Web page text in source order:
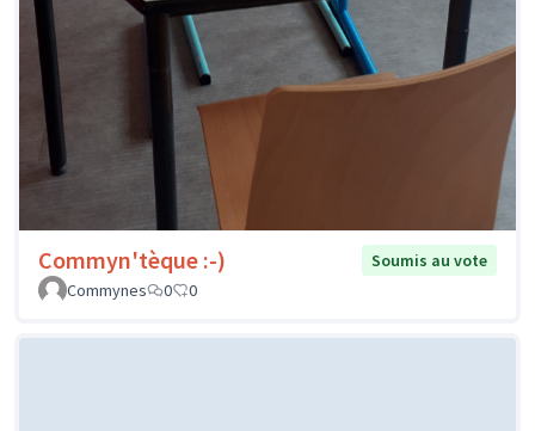
Commyn'tèque :-)
Soumis au vote
Commynes
0 0